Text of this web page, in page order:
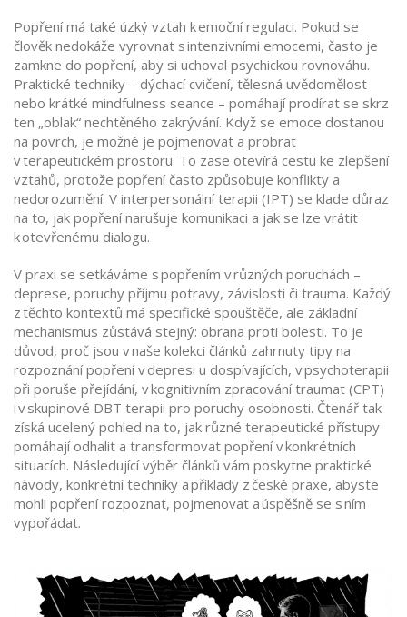
Popření má také úzký vztah k emoční regulaci. Pokud se
člověk nedokáže vyrovnat s intenzivními emocemi, často je
zamkne do popření, aby si uchoval psychickou rovnováhu.
Praktické techniky – dýchací cvičení, tělesná uvědomělost
nebo krátké mindfulness seance – pomáhají prodírat se skrz
ten „oblak“ nechtěného zakrývání. Když se emoce dostanou
na povrch, je možné je pojmenovat a probrat
v terapeutickém prostoru. To zase otevírá cestu ke zlepšení
vztahů, protože popření často způsobuje konflikty a
nedorozumění. V interpersonální terapii (IPT) se klade důraz
na to, jak popření narušuje komunikaci a jak se lze vrátit
k otevřenému dialogu.
V praxi se setkáváme s popřením v různých poruchách –
deprese, poruchy příjmu potravy, závislosti či trauma. Každý
z těchto kontextů má specifické spouštěče, ale základní
mechanismus zůstává stejný: obrana proti bolesti. To je
důvod, proč jsou v naše kolekci článků zahrnuty tipy na
rozpoznání popření v depresi u dospívajících, v psychoterapii
při poruše přejídání, v kognitivním zpracování traumat (CPT)
i v skupinové DBT terapii pro poruchy osobnosti. Čtenář tak
získá ucelený pohled na to, jak různé terapeutické přístupy
pomáhají odhalit a transformovat popření v konkrétních
situacích. Následující výběr článků vám poskytne praktické
návody, konkrétní techniky a příklady z české praxe, abyste
mohli popření rozpoznat, pojmenovat a úspěšně se s ním
vypořádat.